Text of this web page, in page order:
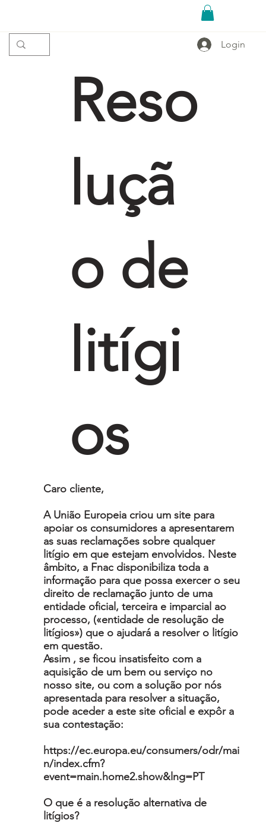
Login
Reso
luçã
o de
litígi
os
Caro cliente,
A União Europeia criou um site para
apoiar os consumidores a apresentarem
as suas reclamações sobre qualquer
litígio em que estejam envolvidos. Neste
âmbito, a Fnac disponibiliza toda a
informação para que possa exercer o seu
direito de reclamação junto de uma
entidade oficial, terceira e imparcial ao
processo, («entidade de resolução de
litígios») que o ajudará a resolver o litígio
em questão.
Assim , se ficou insatisfeito com a
aquisição de um bem ou serviço no
nosso site, ou com a solução por nós
apresentada para resolver a situação,
pode aceder a este site oficial e expôr a
sua contestação:
https://ec.europa.eu/consumers/odr/mai
n/index.cfm?
event=main.home2.show&lng=PT
O que é a resolução alternativa de
litígios?